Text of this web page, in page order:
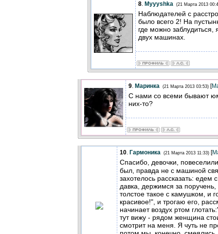
8. Myyyshka (21 Марта 2013
Наблюдателей с
было всего 2! На
где можно заблудиться,
двух машинах.
9. Маринка (21 Марта 2013 03:53) [
С нами со всеми бывают
них-то?
10. Гармоника (21 Марта 2013 11:33) [
Спасибо, девочки,
был, правда не с машиной
захотелось рассказать: едем
давка, держимся за
толстое такое с камушком, и
красивое!", и трогаю его,
начинает воздух ртом
тут вижу - рядом женщина
смотрит на меня. Я чуть не